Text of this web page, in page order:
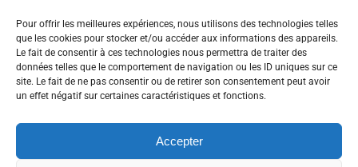
Pour offrir les meilleures expériences, nous utilisons des technologies telles
que les cookies pour stocker et/ou accéder aux informations des appareils.
Le fait de consentir à ces technologies nous permettra de traiter des
données telles que le comportement de navigation ou les ID uniques sur ce
site. Le fait de ne pas consentir ou de retirer son consentement peut avoir
un effet négatif sur certaines caractéristiques et fonctions.
Accepter